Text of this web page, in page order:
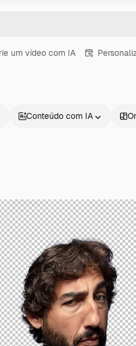
um vídeo com IA
Conteúdo com IA
você direcionar
de 1 milhão de
empresas,
Produtos
Spaces
Assistente
Gerador de
imagens
Gerador de